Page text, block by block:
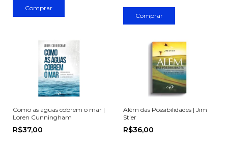
Como as águas cobrem o mar |
Loren Cunningham
R$37,00
Além das Possibilidades | Jim
Stier
R$36,00